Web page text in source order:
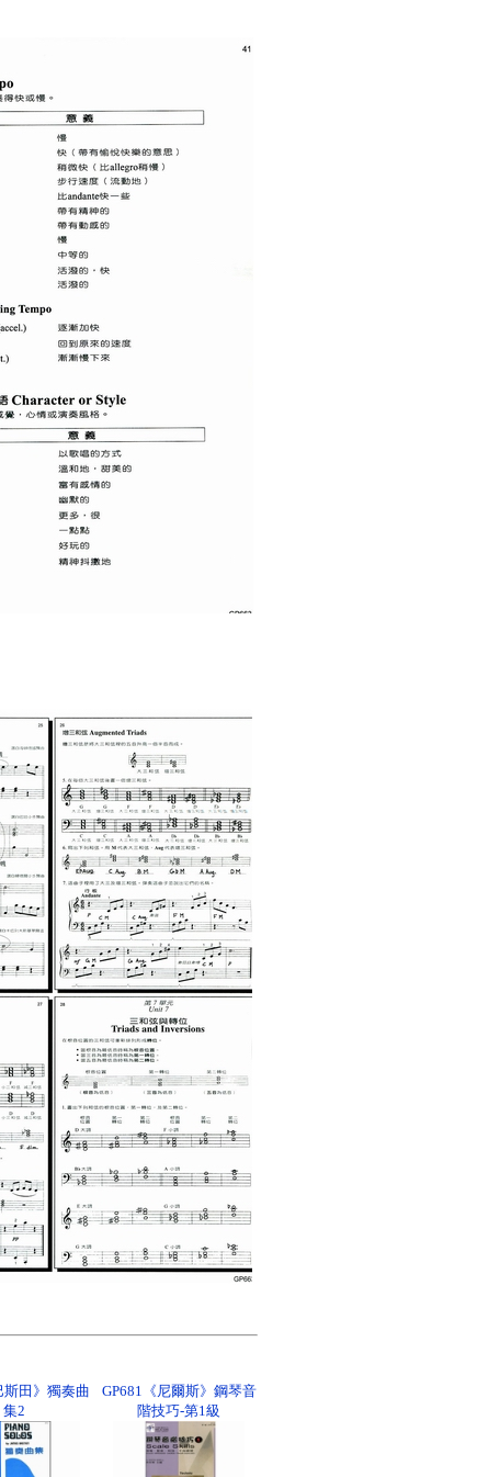
斯田》獨奏曲
集2
GP681《尼爾斯》鋼琴音
階技巧-第1級